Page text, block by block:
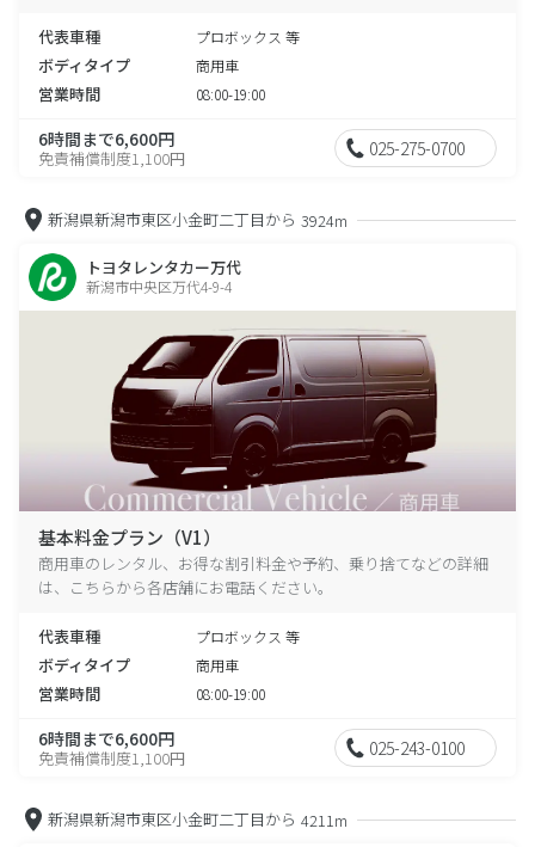
代表車種 プロボックス 等
ボディタイプ 商用車
営業時間 08:00-19:00
6時間まで6,600円
免責補償制度1,100円 025-275-0700
新潟県新潟市東区小金町二丁目から 3924m
トヨタレンタカー万代
新潟市中央区万代4-9-4
基本料金プラン（V1）
商用車のレンタル、お得な割引料金や予約、乗り捨てなどの詳細
は、こちらから各店舗にお電話ください。
代表車種 プロボックス 等
ボディタイプ 商用車
営業時間 08:00-19:00
6時間まで6,600円
免責補償制度1,100円 025-243-0100
新潟県新潟市東区小金町二丁目から 4211m